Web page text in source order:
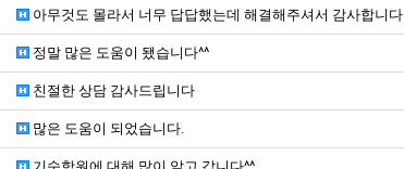
아무것도 몰라서 너무 답답했는데 해결해주셔서 감사합니다.
정말 많은 도움이 됐습니다^^
친절한 상담 감사드립니다
많은 도움이 되었습니다.